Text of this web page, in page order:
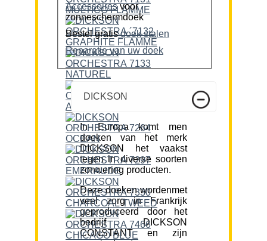
Accessoiresvoor
zonneschermdoek
Bestel gratis doek stalen
Reparatie van uw doek
DICKSON
In Europa komt men
doeken van het merk
DICKSON het vaakst
tegen in diverse soorten
zonwering producten.
Deze doeken wordenmet
veel zorg in Frankrijk
geproduceerd door het
bedrijf DICKSON
CONSTANT en zijn